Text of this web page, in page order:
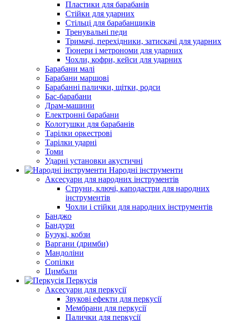
Пластики для барабанів
Стійки для ударних
Стільці для барабанщиків
Тренувальні педи
Тримачі, перехідники, затискачі для ударних
Тюнери і метрономи для ударних
Чохли, кофри, кейси для ударних
Барабани малі
Барабани маршові
Барабанні палички, щітки, родси
Бас-барабани
Драм-машини
Електронні барабани
Колотушки для барабанів
Тарілки оркестрові
Тарілки ударні
Томи
Ударні установки акустичні
Народні інструменти
Аксесуари для народних інструментів
Струни, ключі, каподастри для народних
інструментів
Чохли і стійки для народних інструментів
Банджо
Бандури
Бузукі, кобзи
Варгани (дримби)
Мандоліни
Сопілки
Цимбали
Перкусія
Аксесуари для перкусії
Звукові ефекти для перкусії
Мембрани для перкусії
Палички для перкусії